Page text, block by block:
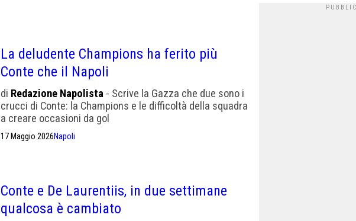
La deludente Champions ha ferito più
Conte che il Napoli
di Redazione Napolista - Scrive la Gazza che due sono i
crucci di Conte: la Champions e le difficoltà della squadra
a creare occasioni da gol
17 Maggio 2026Napoli
Conte e De Laurentiis, in due settimane
qualcosa è cambiato